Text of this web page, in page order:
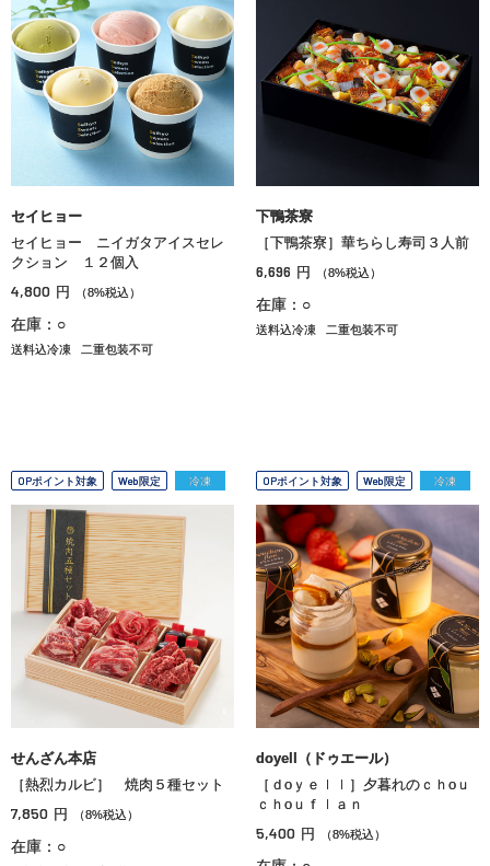
セイヒョー
セイヒョー ニイガタアイスセレ
クション １２個入
4,800 円 （8%税込）
在庫：○
送料込冷凍 二重包装不可
下鴨茶寮
［下鴨茶寮］華ちらし寿司３人前
6,696 円 （8%税込）
在庫：○
送料込冷凍 二重包装不可
OPポイント対象 Web限定 冷凍
せんざん本店
［熱烈カルビ］ 焼肉５種セット
7,850 円 （8%税込）
在庫：○
OPポイント対象 Web限定 冷凍
doyell（ドゥエール）
［ｄоｙｅｌｌ］夕暮れのｃｈоｕ
ｃｈоｕｆｌａｎ
5,400 円 （8%税込）